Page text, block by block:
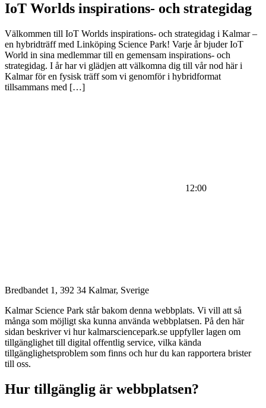
IoT Worlds inspirations- och strategidag
Välkommen till IoT Worlds inspirations- och strategidag i Kalmar –
en hybridträff med Linköping Science Park! Varje år bjuder IoT
World in sina medlemmar till en gemensam inspirations- och
strategidag. I år har vi glädjen att välkomna dig till vår nod här i
Kalmar för en fysisk träff som vi genomför i hybridformat
tillsammans med […]
12:00
Bredbandet 1, 392 34 Kalmar, Sverige
Kalmar Science Park står bakom denna webbplats. Vi vill att så
många som möjligt ska kunna använda webbplatsen. På den här
sidan beskriver vi hur kalmarsciencepark.se uppfyller lagen om
tillgänglighet till digital offentlig service, vilka kända
tillgänglighetsproblem som finns och hur du kan rapportera brister
till oss.
Hur tillgänglig är webbplatsen?